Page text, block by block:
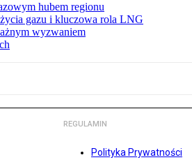
hubem regionu
gazu i kluczowa rola LNG
wyzwaniem
REGULAMIN
Polityka Prywatności